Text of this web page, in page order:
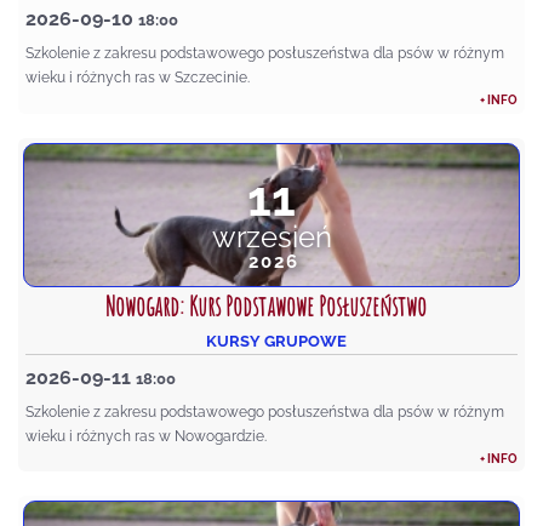
2026-09-10 18:00
Szkolenie z zakresu podstawowego posłuszeństwa dla psów w różnym
wieku i różnych ras w Szczecinie.
+ INFO
11
wrzesień
2026
Nowogard: Kurs Podstawowe Posłuszeństwo
KURSY GRUPOWE
2026-09-11 18:00
Szkolenie z zakresu podstawowego posłuszeństwa dla psów w różnym
wieku i różnych ras w Nowogardzie.
+ INFO